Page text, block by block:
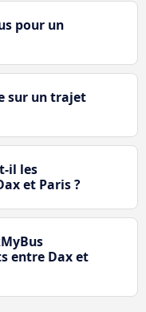
pour un
sur un trajet
il les
et Paris ?
entre Dax et